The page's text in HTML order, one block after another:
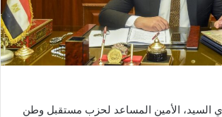
السيد، الأمين المساعد لحزب مستقبل وطن